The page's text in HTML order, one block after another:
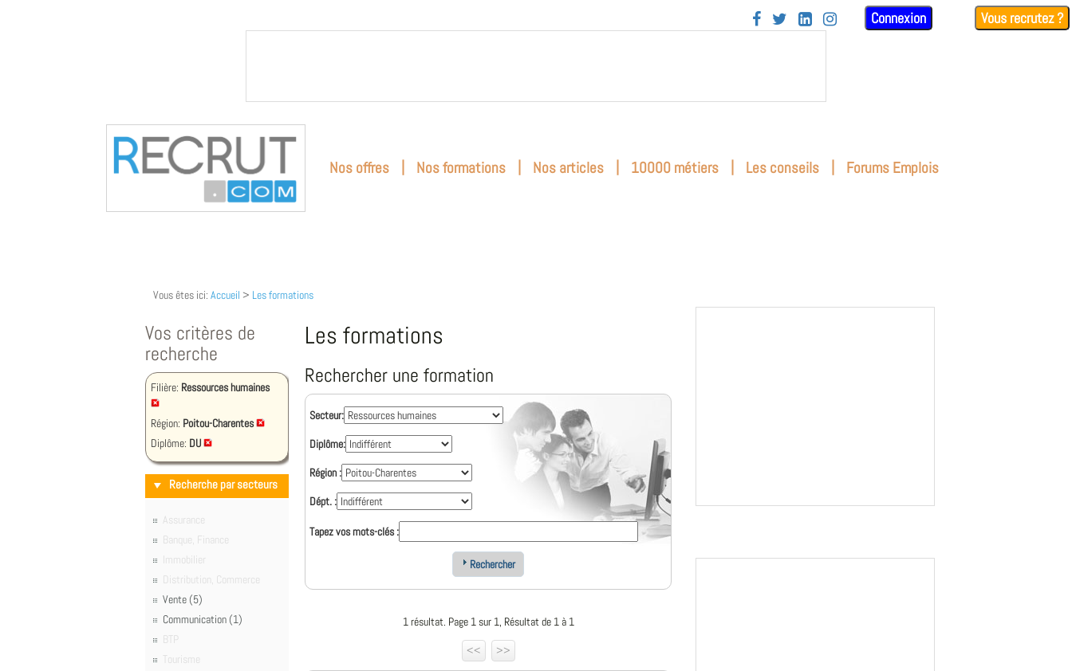
    Connexion Vous recrutez ?
Nos offres | Nos formations | Nos articles | 10000 métiers | Les conseils | Forums Emplois
Vous êtes ici: Accueil > Les formations
Vos critères de
recherche
Filière: Ressources humaines
Région: Poitou-Charentes
Diplôme: DU
Recherche par secteurs
Assurance
Banque, Finance
Immobilier
Distribution, Commerce
Vente (5)
Communication (1)
BTP
Tourisme
Les formations
Rechercher une formation
Secteur:
Diplôme:
Région :
Dépt. :
Tapez vos mots-clés :
Rechercher
1 résultat. Page 1 sur 1, Résultat de 1 à 1
<<
>>